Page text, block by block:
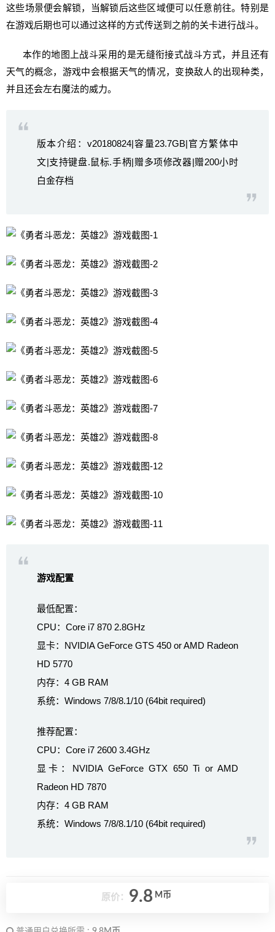
这些场景便会解锁，当解锁后这些区域便可以任意前往。特别是
在游戏后期也可以通过这样的方式传送到之前的关卡进行战斗。
本作的地图上战斗采用的是无缝衔接式战斗方式，并且还有
天气的概念，游戏中会根据天气的情况，变换敌人的出现种类，
并且还会左右魔法的威力。
版本介绍：v20180824|容量23.7GB|官方繁体中
文|支持键盘.鼠标.手柄|赠多项修改器|赠200小时
白金存档
游戏配置
最低配置：
CPU：Core i7 870 2.8GHz
显卡：NVIDIA GeForce GTS 450 or AMD Radeon
HD 5770
内存：4 GB RAM
系统：Windows 7/8/8.1/10 (64bit required)
推荐配置：
CPU：Core i7 2600 3.4GHz
显卡：NVIDIA GeForce GTX 650 Ti or AMD
Radeon HD 7870
内存：4 GB RAM
系统：Windows 7/8/8.1/10 (64bit required)
原价： 9.8 M币